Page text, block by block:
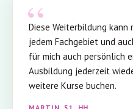
Diese Weiterbildung kann
jedem Fachgebiet und
für mich auch persönlich
Ausbildung jederzeit
weitere Kurse buchen.